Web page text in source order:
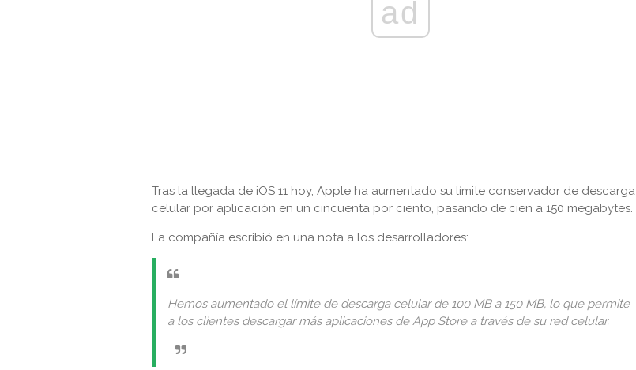
ad
Tras la llegada de iOS 11 hoy, Apple ha aumentado su límite conservador de descarga
celular por aplicación en un cincuenta por ciento, pasando de cien a 150 megabytes.
La compañía escribió en una nota a los desarrolladores:
Hemos aumentado el límite de descarga celular de 100 MB a 150 MB, lo que permite
a los clientes descargar más aplicaciones de App Store a través de su red celular.